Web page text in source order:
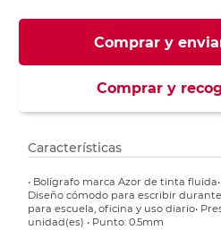
Comprar y
Comprar y
Características
• Bolígrafo marca Azor de tinta
Diseño cómodo para escribir
para escuela, oficina y uso diario•
unidad(es) • Punto: 0.5mm